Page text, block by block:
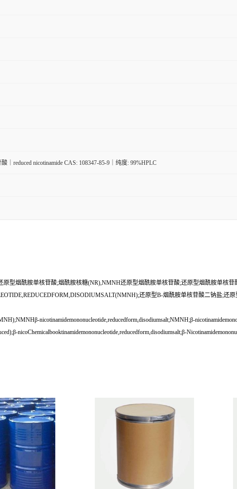
｜reduced nicotinamide CAS: 108347-85-9｜纯度: 99%HPLC
型烟酰胺单核苷酸;烟酰胺核糖(NR),NMNH还原型烟酰胺单核苷酸;还原型烟酰胺单核苷
还原型Β-烟酰胺单核苷酸二钠盐;还
nicotinamidemononucleotide,reducedform,disodiumsalt;NMNH;β-
nicoChemicalbooktinamidemononucleotide,reducedform,disodiumsalt;β-